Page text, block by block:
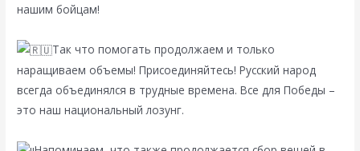
нашим бойцам!
Так что помогать продолжаем и только
наращиваем объемы! Присоединяйтесь! Русский народ
всегда объединялся в трудные времена. Все для Победы –
это наш национальный лозунг.